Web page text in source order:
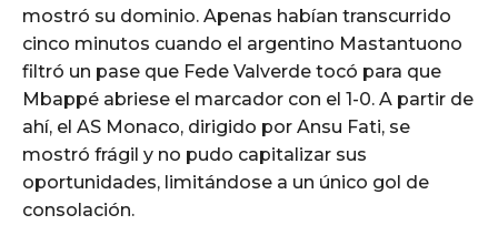
mostró su dominio. Apenas habían transcurrido
cinco minutos cuando el argentino Mastantuono
filtró un pase que Fede Valverde tocó para que
Mbappé abriese el marcador con el 1-0. A partir de
ahí, el AS Monaco, dirigido por Ansu Fati, se
mostró frágil y no pudo capitalizar sus
oportunidades, limitándose a un único gol de
consolación.